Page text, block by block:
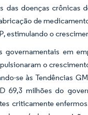
das doenças crônicas
de
estimulando o
governamentais em
o
se às Tendências
69,3 milhões do
criticamente